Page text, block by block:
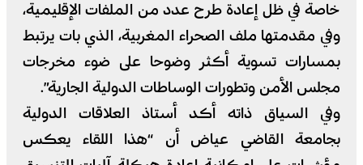
خاصة في ظل إعادة طرح عدد من الملفات الإقليمية،
وفي مقدمتها ملف الصحراء المغربية، الذي بات يرتبط
بمسارات تسوية أكثر وضوحا على ضوء مخرجات
مجلس الأمن وتطورات الوساطات الدولية الجارية”.
وفي السياق ذاته أكد أستاذ العلاقات الدولية
بجامعة القاضي عياض أن “هذا اللقاء يعكس